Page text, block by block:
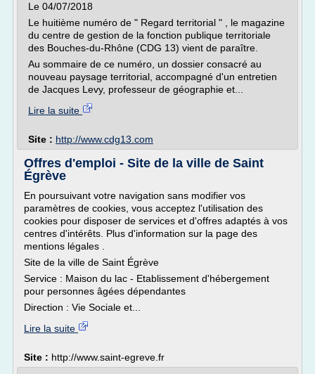
Le 04/07/2018
Le huitième numéro de " Regard territorial " , le magazine
du centre de gestion de la fonction publique territoriale
des Bouches-du-Rhône (CDG 13) vient de paraître.
Au sommaire de ce numéro, un dossier consacré au
nouveau paysage territorial, accompagné d'un entretien
de Jacques Levy, professeur de géographie et...
Lire la suite
Site : http://www.cdg13.com
Offres d'emploi - Site de la ville de Saint
Égrève
En poursuivant votre navigation sans modifier vos
paramètres de cookies, vous acceptez l'utilisation des
cookies pour disposer de services et d'offres adaptés à vos
centres d'intérêts. Plus d'information sur la page des
mentions légales .
Site de la ville de Saint Égrève
Service : Maison du lac - Etablissement d'hébergement
pour personnes âgées dépendantes
Direction : Vie Sociale et...
Lire la suite
Site : http://www.saint-egreve.fr